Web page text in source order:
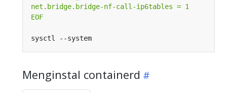
EOF
Menginstal containerd